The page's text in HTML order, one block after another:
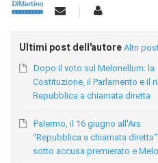
Ultimi post dell'autore Altri
Dopo il voto sul Melonellum: la
Costituzione, il Parlamento e il
Repubblica a chiamata diretta
Palermo, il 16 giugno all'Ars
“Repubblica a chiamata diretta"
sotto accusa premierato e